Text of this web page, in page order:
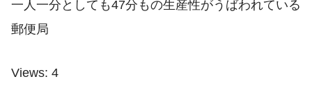
一人一分としても47分もの生産性がうばわれている
郵便局
Views: 4